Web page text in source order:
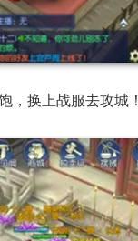
，换上战服去攻城！